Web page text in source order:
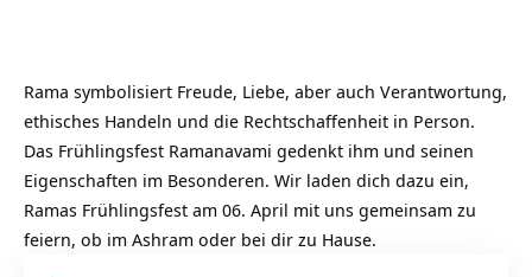
Rama symbolisiert Freude, Liebe, aber auch Verantwortung,
ethisches Handeln und die Rechtschaffenheit in Person.
Das Frühlingsfest Ramanavami gedenkt ihm und seinen
Eigenschaften im Besonderen. Wir laden dich dazu ein,
Ramas Frühlingsfest am 06. April mit uns gemeinsam zu
feiern, ob im Ashram oder bei dir zu Hause.